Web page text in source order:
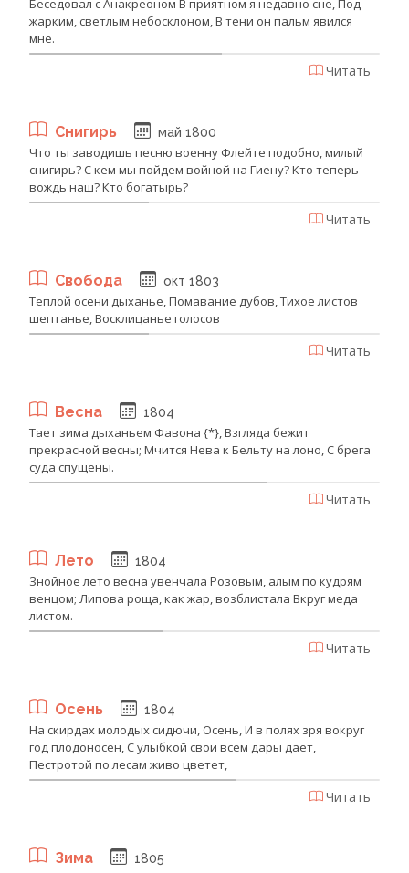
жарким, светлым небосклоном, В тени он пальм явился
мне.
Читать
Снигирь май 1800
Что ты заводишь песню военну Флейте подобно, милый
снигирь? С кем мы пойдем войной на Гиену? Кто теперь
вождь наш? Кто богатырь?
Читать
Свобода окт 1803
Теплой осени дыханье, Помавание дубов, Тихое листов
шептанье, Восклицанье голосов
Читать
Весна 1804
Тает зима дыханьем Фавона {*}, Взгляда бежит
прекрасной весны; Мчится Нева к Бельту на лоно, С брега
суда спущены.
Читать
Лето 1804
Знойное лето весна увенчала Розовым, алым по кудрям
венцом; Липова роща, как жар, возблистала Вкруг меда
листом.
Читать
Осень 1804
На скирдах молодых сидючи, Осень, И в полях зря вокруг
год плодоносен, С улыбкой свои всем дары дает,
Пестротой по лесам живо цветет,
Читать
Зима 1805